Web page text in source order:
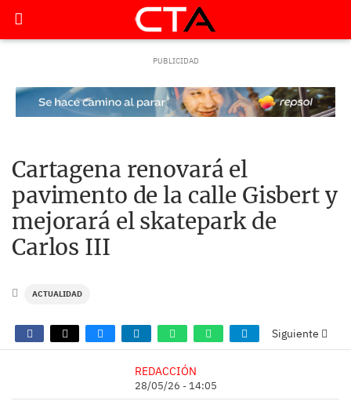
Cartagena renovará el
pavimento de la calle Gisbert y
mejorará el skatepark de
Carlos III
ACTUALIDAD
Siguiente
REDACCIÓN
28/05/26 - 14:05